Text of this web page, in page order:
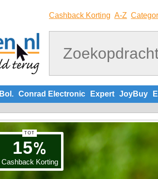
Cashback Korting A-Z
Bol. Conrad Electronic Expert JoyBuy
15%
Cashback Korting
TOT